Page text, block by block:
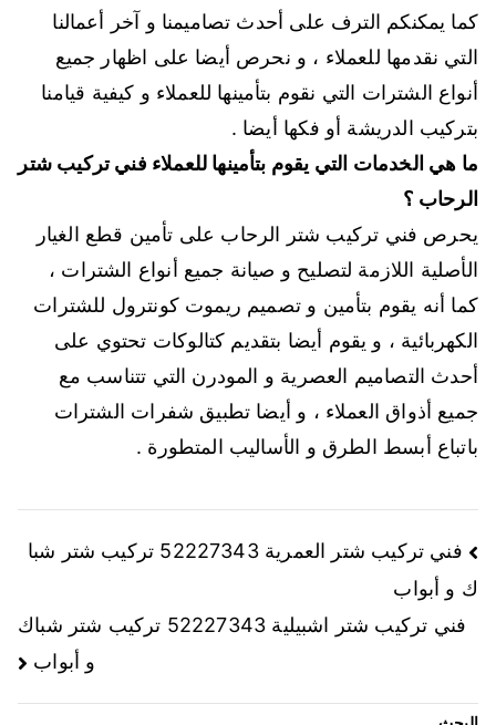
كما يمكنكم الترف على أحدث تصاميمنا و آخر أعمالنا
التي نقدمها للعملاء ، و نحرص أيضا على اظهار جميع
أنواع الشترات التي نقوم بتأمينها للعملاء و كيفية قيامنا
بتركيب الدريشة أو فكها أيضا .
ما هي الخدمات التي يقوم بتأمينها للعملاء فني تركيب شتر
الرحاب ؟
يحرص فني تركيب شتر الرحاب على تأمين قطع الغيار
الأصلية اللازمة لتصليح و صيانة جميع أنواع الشترات ،
كما أنه يقوم بتأمين و تصميم ريموت كونترول للشترات
الكهربائية ، و يقوم أيضا بتقديم كتالوكات تحتوي على
أحدث التصاميم العصرية و المودرن التي تتناسب مع
جميع أذواق العملاء ، و أيضا تطبيق شفرات الشترات
باتباع أبسط الطرق و الأساليب المتطورة .
فني تركيب شتر العمرية 52227343 تركيب شتر شبا
ك و أبواب
فني تركيب شتر اشبيلية 52227343 تركيب شتر شباك
و أبواب